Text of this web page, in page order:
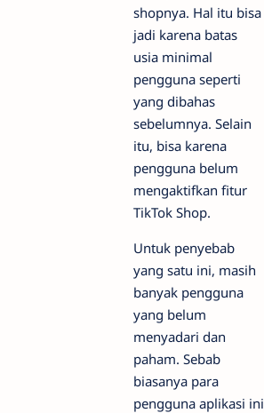
shopnya. Hal itu bisa
jadi karena batas
usia minimal
pengguna seperti
yang dibahas
sebelumnya. Selain
itu, bisa karena
pengguna belum
mengaktifkan fitur
TikTok Shop.
Untuk penyebab
yang satu ini, masih
banyak pengguna
yang belum
menyadari dan
paham. Sebab
biasanya para
pengguna aplikasi ini